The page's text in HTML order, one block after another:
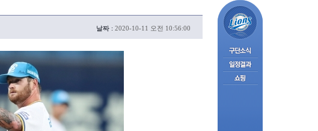
날짜 : 2020-10-11 오전 10:56:00